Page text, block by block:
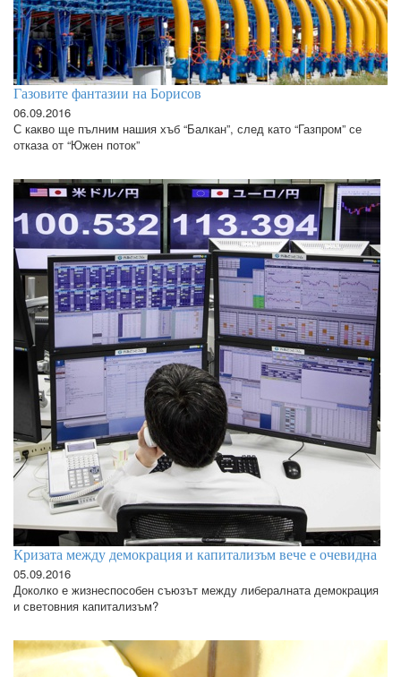
Газовите фантазии на Борисов
06.09.2016
С какво ще пълним нашия хъб “Балкан”, след като “Газпром” се
отказа от “Южен поток”
Кризата между демокрация и капитализъм вече е очевидна
05.09.2016
Доколко е жизнеспособен съюзът между либералната демокрация
и световния капитализъм?